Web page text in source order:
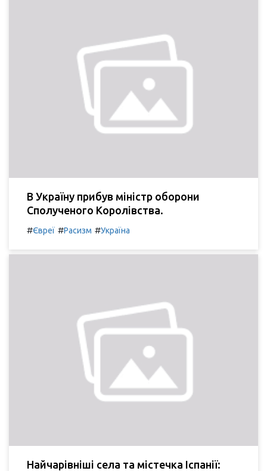
В Україну прибув міністр оборони
Сполученого Королівства.
#Євреї #Расизм #Україна
Найчарівніші села та містечка Іспанії: